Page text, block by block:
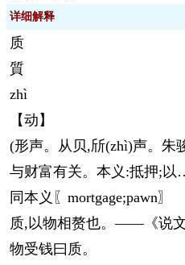
详细解释
质
質
zhì
【动】
(形声。从贝,斦(zhì)声。朱
与财富有关。本义:抵押;
同本义〖mortgage;pawn〗
质,以物相赘也。——《说
物受钱曰质。